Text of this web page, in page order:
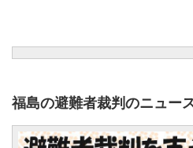
福島の避難者裁判のニュー